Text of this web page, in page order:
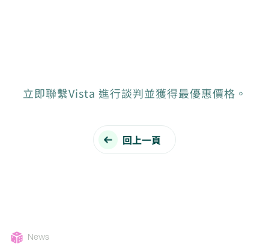
立即聯繫Vista 進行談判並獲得最優惠價格。
回上一頁
News